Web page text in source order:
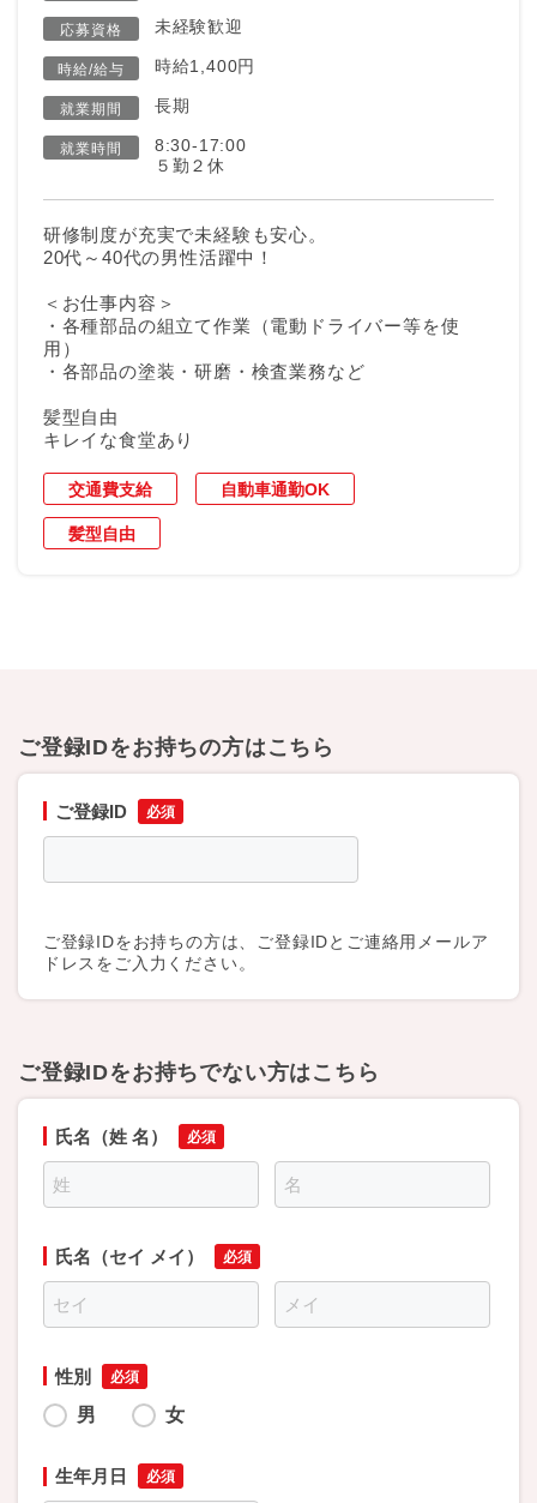
応募資格 未経験歓迎
時給/給与 時給1,400円
就業期間 長期
就業時間
8:30-17:00
５勤２休
研修制度が充実で未経験も安心。
20代～40代の男性活躍中！
＜お仕事内容＞
・各種部品の組立て作業（電動ドライバー等を使
用）
・各部品の塗装・研磨・検査業務など
髪型自由
キレイな食堂あり
交通費支給 自動車通勤OK
髪型自由
ご登録IDをお持ちの方はこちら
ご登録ID
ご登録IDをお持ちの方は、ご登録IDとご連絡用メールア
ドレスをご入力ください。
ご登録IDをお持ちでない方はこちら
氏名（姓 名）
氏名（セイ メイ）
性別
男
女
生年月日